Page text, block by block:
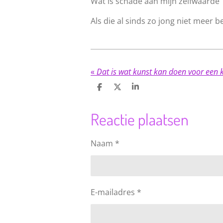
Als die al sinds zo jong niet meer
«Dat is wat kunst kan doen voor een
D
n
D
S
Reactie plaatsen
Naam *
E-mailadres *